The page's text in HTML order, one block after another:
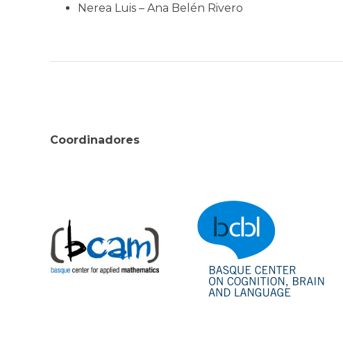
Nerea Luis – Ana Belén Rivero
Coordinadores